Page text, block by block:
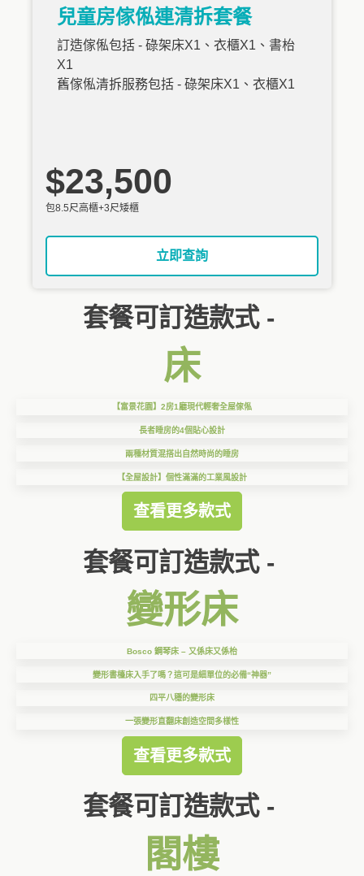
兒童房傢俬連清拆套餐
訂造傢俬包括 - 碌架床X1、衣櫃X1、書枱
X1
舊傢俬清拆服務包括 - 碌架床X1、衣櫃X1
$23,500
包8.5尺高櫃+3尺矮櫃
立即查詢
套餐可訂造款式 -
床
【富景花園】2房1廳現代輕奢全屋傢俬
長者睡房的4個貼心設計
兩種材質混搭出自然時尚的睡房
【全屋設計】個性滿滿的工業風設計
查看更多款式
套餐可訂造款式 -
變形床
Bosco 鋼琴床 – 又係床又係枱
變形書檯床入手了嗎？這可是細單位的必備“神器”
四平八穩的變形床
一張變形直翻床創造空間多樣性
查看更多款式
套餐可訂造款式 -
閣樓